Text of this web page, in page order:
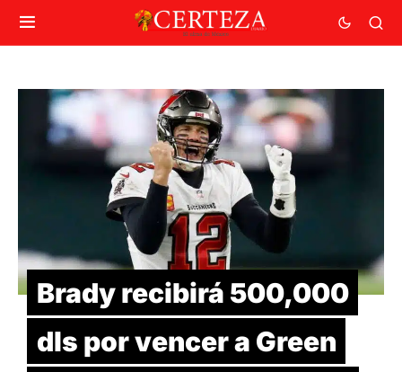
Brady recibirá 500,000
dls por vencer a Green